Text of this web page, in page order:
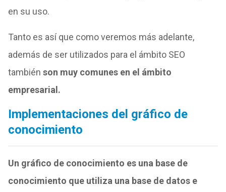
en su uso.
Tanto es así que como veremos más adelante,
además de ser utilizados para el ámbito SEO
también son muy comunes en el ámbito
empresarial.
Implementaciones del gráfico de
conocimiento
Un gráfico de conocimiento es una base de
conocimiento que utiliza una base de datos e